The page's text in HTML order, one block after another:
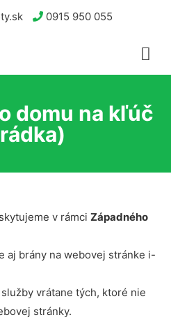
0915 950 055
domu na kľúč
v rámci Západného
aj brány na webovej stránke i-
vrátane tých, ktoré nie
stránky.